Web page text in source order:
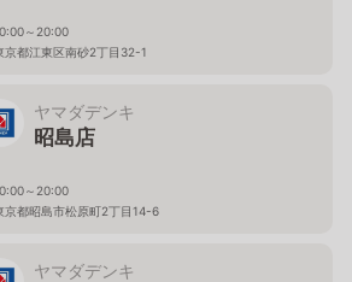
～20:00
京都江東区南砂2丁目32-1
ヤマダデンキ
昭島店
～20:00
京都昭島市松原町2丁目14-6
ヤマダデンキ